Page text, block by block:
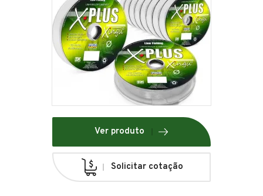
Ver produto
Solicitar cotação